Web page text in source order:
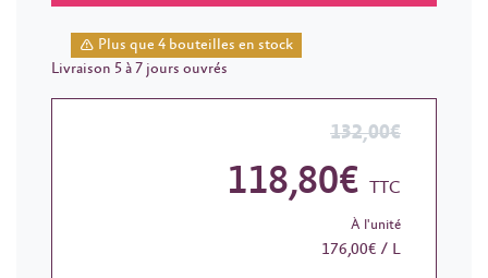
Plus que 4 bouteilles en stock
Livraison 5 à 7 jours ouvrés
132,00€
118,80€ TTC
À l'unité
176,00€ / L